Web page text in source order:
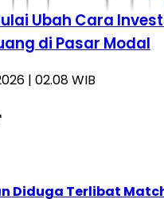
Ubah Cara
di Pasar Modal
| 02.08 WIB
Diduga Terlibat